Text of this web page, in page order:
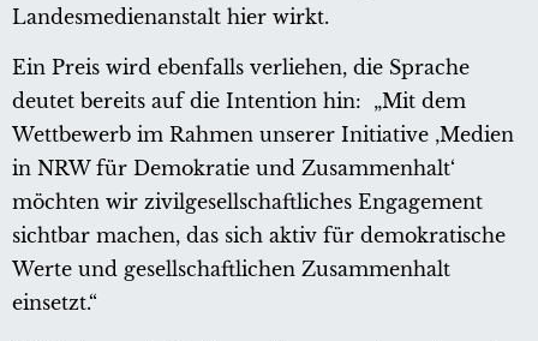
Landesmedienanstalt hier wirkt.
Ein Preis wird ebenfalls verliehen, die Sprache
deutet bereits auf die Intention hin: „Mit dem
Wettbewerb im Rahmen unserer Initiative ‚Medien
in NRW für Demokratie und Zusammenhalt‘
möchten wir zivilgesellschaftliches Engagement
sichtbar machen, das sich aktiv für demokratische
Werte und gesellschaftlichen Zusammenhalt
einsetzt.“